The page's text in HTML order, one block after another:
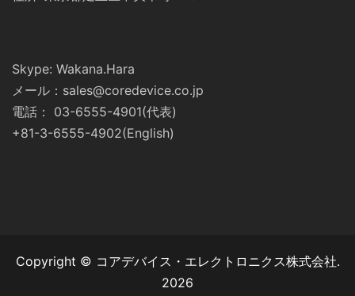
Skype: Wakana.Hara
メール：sales@coredevice.co.jp
電話： 03-6555-4901(代表)
+81-3-6555-4902(English)
Copyright © コアデバイス・エレクトロニクス株式会社.
2026